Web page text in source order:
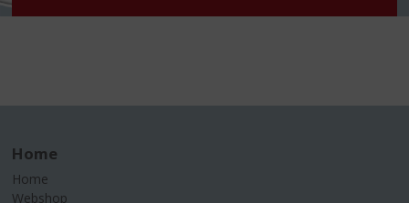
Home
Home
Webshop